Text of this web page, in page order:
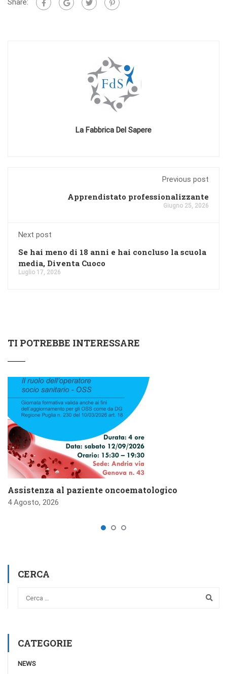
Share:
La Fabbrica Del Sapere
Previous post
Apprendistato professionalizzante
Giugno 25, 2026
Next post
Se hai meno di 18 anni e hai concluso la scuola
media, Diventa Cuoco
Luglio 17, 2026
TI POTREBBE INTERESSARE
Assistenza al paziente oncoematologico
4 Agosto, 2026
CERCA
CATEGORIE
NEWS